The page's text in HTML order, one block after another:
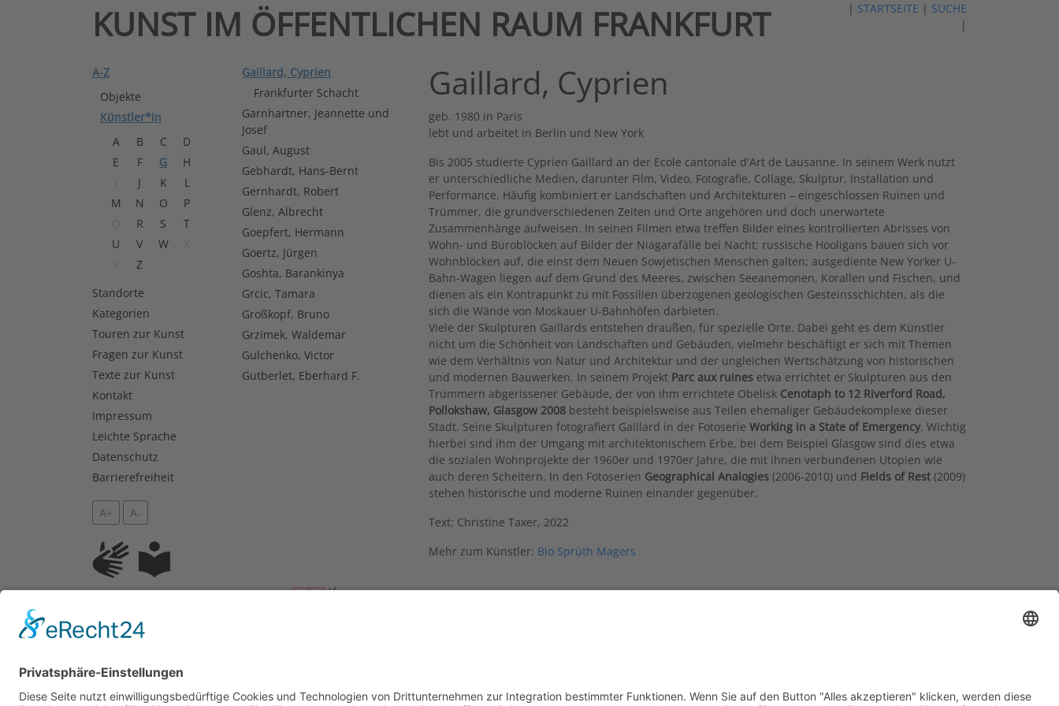
KUNST IM ÖFFENTLICHEN RAUM FRANKFURT | STARTSEITE | SUCHE
|
A-Z
Objekte
Künstler*in
A
B C
D
E
F G
H
J K
L
M
N O
P
R S
T
U
V W
Z
Standorte
Kategorien
Touren zur Kunst
Fragen zur Kunst
Texte zur Kunst
Kontakt
Impressum
Leichte Sprache
Datenschutz
Barrierefreiheit
A+ A-
Gaillard, Cyprien
Frankfurter Schacht
Garnhartner, Jeannette und
Josef
Gaul, August
Gebhardt, Hans-Bernt
Gernhardt, Robert
Glenz, Albrecht
Goepfert, Hermann
Goertz, Jürgen
Goshta, Barankinya
Grcic, Tamara
Großkopf, Bruno
Grzimek, Waldemar
Gulchenko, Victor
Gutberlet, Eberhard F.
Gaillard, Cyprien
geb. 1980 in Paris
lebt und arbeitet in Berlin und New York
Bis 2005 studierte Cyprien Gaillard an der Ecole cantonale d'Art de Lausanne. In seinem Werk nutzt
er unterschiedliche Medien, darunter Film, Video, Fotografie, Collage, Skulptur, Installation und
Performance. Häufig kombiniert er Landschaften und Architekturen – eingeschlossen Ruinen und
Trümmer, die grundverschiedenen Zeiten und Orte angehören und doch unerwartete
Zusammenhänge aufweisen. In seinen Filmen etwa treffen Bilder eines kontrollierten Abrisses von
Wohn- und Büroblöcken auf Bilder der Niagarafälle bei Nacht; russische Hooligans bauen sich vor
Wohnblöcken auf, die einst dem Neuen Sowjetischen Menschen galten; ausgediente New Yorker U-
Bahn-Wagen liegen auf dem Grund des Meeres, zwischen Seeanemonen, Korallen und Fischen, und
dienen als ein Kontrapunkt zu mit Fossilien überzogenen geologischen Gesteinsschichten, als die
sich die Wände von Moskauer U-Bahnhöfen darbieten.
Viele der Skulpturen Gaillards entstehen draußen, für spezielle Orte. Dabei geht es dem Künstler
nicht um die Schönheit von Landschaften und Gebäuden, vielmehr beschäftigt er sich mit Themen
wie dem Verhältnis von Natur und Architektur und der ungleichen Wertschätzung von historischen
und modernen Bauwerken. In seinem Projekt Parc aux ruines etwa errichtet er Skulpturen aus den
Trümmern abgerissener Gebäude, der von ihm errichtete Obelisk Cenotaph to 12 Riverford Road,
Pollokshaw, Glasgow 2008 besteht beispielsweise aus Teilen ehemaliger Gebäudekomplexe dieser
Stadt. Seine Skulpturen fotografiert Gaillard in der FotoserieWorking in a State of Emergency. Wichtig
hierbei sind ihm der Umgang mit architektonischem Erbe, bei dem Beispiel Glasgow sind dies etwa
die sozialen Wohnprojekte der 1960er und 1970er Jahre, die mit ihnen verbundenen Utopien wie
auch deren Scheitern. In den Fotoserien Geographical Analogies(2006-2010) und Fields of Rest(2009)
stehen historische und moderne Ruinen einander gegenüber.
Text: Christine Taxer, 2022
Mehr zum Künstler: Bio Sprüth Magers